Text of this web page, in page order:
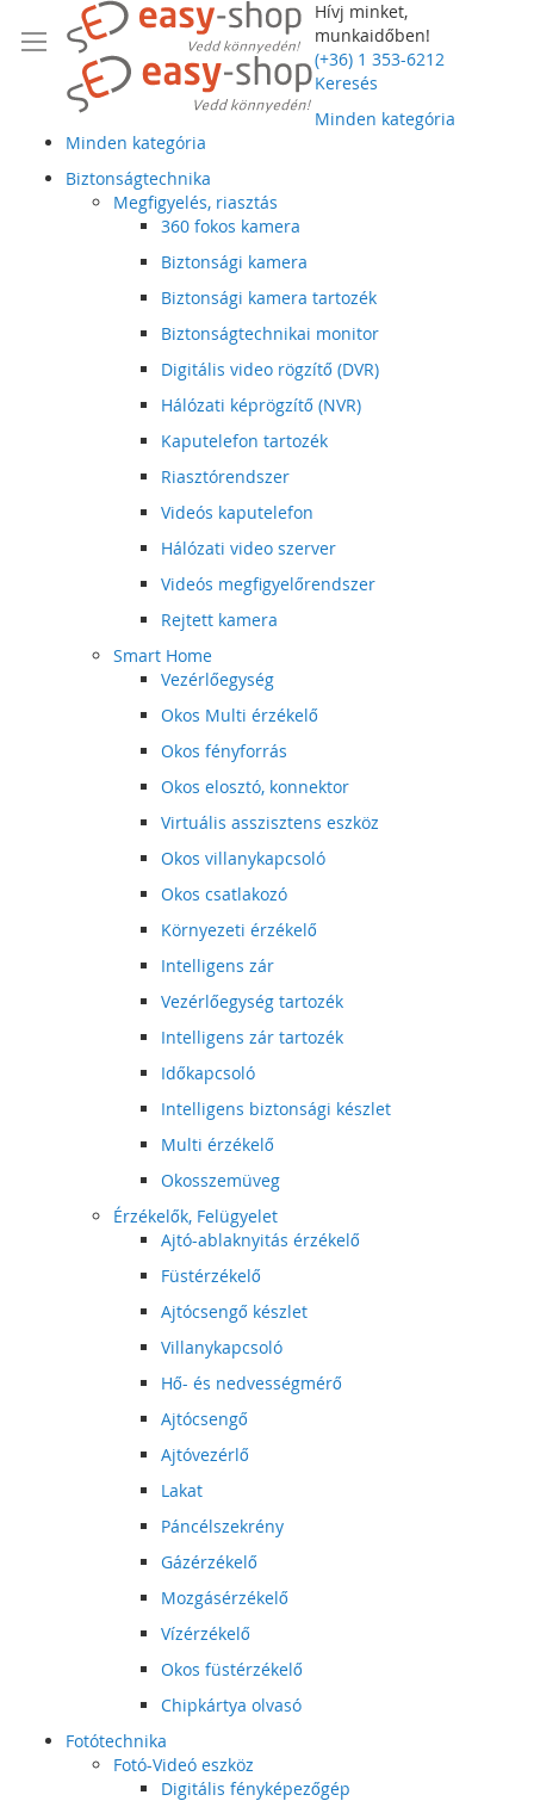
Hívj minket,
munkaidőben!
(+36) 1 353-6212
Keresés
Minden kategória
Minden kategória
Biztonságtechnika
Megfigyelés, riasztás
360 fokos kamera
Biztonsági kamera
Biztonsági kamera tartozék
Biztonságtechnikai monitor
Digitális video rögzítő (DVR)
Hálózati képrögzítő (NVR)
Kaputelefon tartozék
Riasztórendszer
Videós kaputelefon
Hálózati video szerver
Videós megfigyelőrendszer
Rejtett kamera
Smart Home
Vezérlőegység
Okos Multi érzékelő
Okos fényforrás
Okos elosztó, konnektor
Virtuális asszisztens eszköz
Okos villanykapcsoló
Okos csatlakozó
Környezeti érzékelő
Intelligens zár
Vezérlőegység tartozék
Intelligens zár tartozék
Időkapcsoló
Intelligens biztonsági készlet
Multi érzékelő
Okosszemüveg
Érzékelők, Felügyelet
Ajtó-ablaknyitás érzékelő
Füstérzékelő
Ajtócsengő készlet
Villanykapcsoló
Hő- és nedvességmérő
Ajtócsengő
Ajtóvezérlő
Lakat
Páncélszekrény
Gázérzékelő
Mozgásérzékelő
Vízérzékelő
Okos füstérzékelő
Chipkártya olvasó
Fotótechnika
Fotó-Videó eszköz
Digitális fényképezőgép